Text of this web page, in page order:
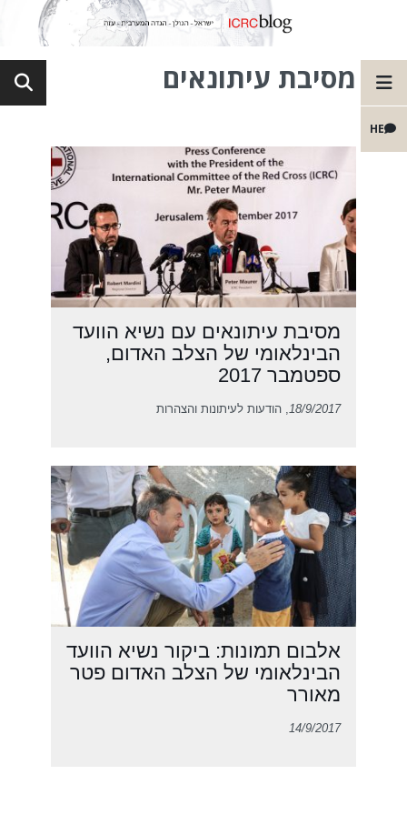
HE
מסיבת עיתונאים
מסיבת עיתונאים עם נשיא הוועד
הבינלאומי של הצלב האדום,
ספטמבר 2017
18/9/2017, הודעות לעיתונות והצהרות
אלבום תמונות: ביקור נשיא הוועד
הבינלאומי של הצלב האדום פטר
מאורר
14/9/2017